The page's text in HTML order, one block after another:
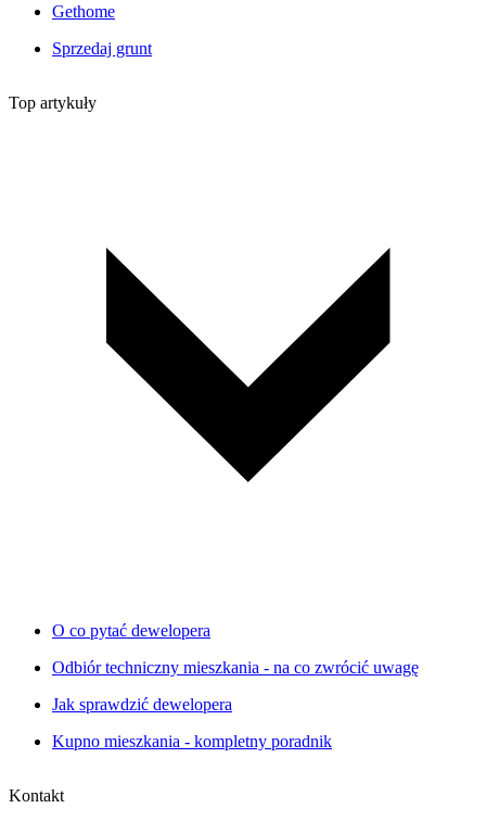
Gethome
Sprzedaj grunt
Top artykuły
O co pytać dewelopera
Odbiór techniczny mieszkania - na co zwrócić uwagę
Jak sprawdzić dewelopera
Kupno mieszkania - kompletny poradnik
Kontakt